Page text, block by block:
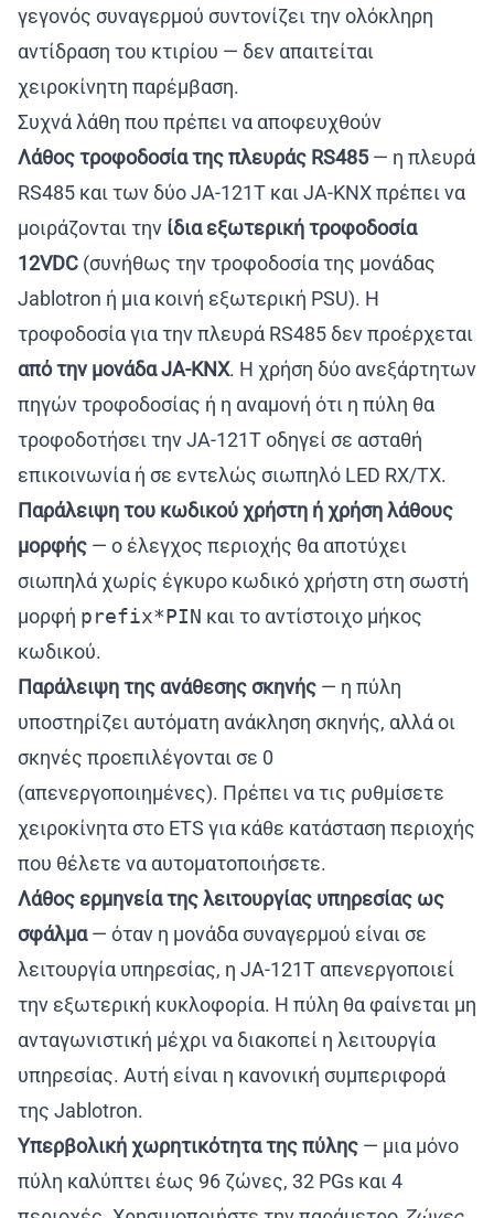
γεγονός συναγερμού συντονίζει την ολόκληρη
αντίδραση του κτιρίου — δεν απαιτείται
χειροκίνητη παρέμβαση.
Συχνά λάθη που πρέπει να αποφευχθούν
Λάθος τροφοδοσία της πλευράς RS485— η πλευρά
RS485 και των δύο JA-121T και JA-KNX πρέπει να
μοιράζονται την ίδια εξωτερική τροφοδοσία
12VDC (συνήθως την τροφοδοσία της μονάδας
Jablotron ή μια κοινή εξωτερική PSU). Η
τροφοδοσία για την πλευρά RS485 δεν προέρχεται
από την μονάδα JA-KNX. Η χρήση δύο ανεξάρτητων
πηγών τροφοδοσίας ή η αναμονή ότι η πύλη θα
τροφοδοτήσει την JA-121T οδηγεί σε ασταθή
επικοινωνία ή σε εντελώς σιωπηλό LED RX/TX.
Παράλειψη του κωδικού χρήστη ή χρήση λάθους
μορφής — ο έλεγχος περιοχής θα αποτύχει
σιωπηλά χωρίς έγκυρο κωδικό χρήστη στη σωστή
μορφή prefix*PIN και το αντίστοιχο μήκος
κωδικού.
Παράλειψη της ανάθεσης σκηνής — η πύλη
υποστηρίζει αυτόματη ανάκληση σκηνής, αλλά οι
σκηνές προεπιλέγονται σε 0
(απενεργοποιημένες). Πρέπει να τις ρυθμίσετε
χειροκίνητα στο ETS για κάθε κατάσταση περιοχής
που θέλετε να αυτοματοποιήσετε.
Λάθος ερμηνεία της λειτουργίας υπηρεσίας ως
σφάλμα— όταν η μονάδα συναγερμού είναι σε
λειτουργία υπηρεσίας, η JA-121T απενεργοποιεί
την εξωτερική κυκλοφορία. Η πύλη θα φαίνεται μη
ανταγωνιστική μέχρι να διακοπεί η λειτουργία
υπηρεσίας. Αυτή είναι η κανονική συμπεριφορά
της Jablotron.
Υπερβολική χωρητικότητα της πύλης — μια μόνο
πύλη καλύπτει έως 96 ζώνες, 32 PGs και 4